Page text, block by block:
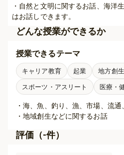
・自然と文明に関するお話、海洋
はお話しできます。
どんな授業ができるか
授業できるテーマ
キャリア教育 起業 地方創
スポーツ・アスリート 医療・
・海、魚、釣り、漁、市場、流通
・地域創生などに関するお話
評価（-件）